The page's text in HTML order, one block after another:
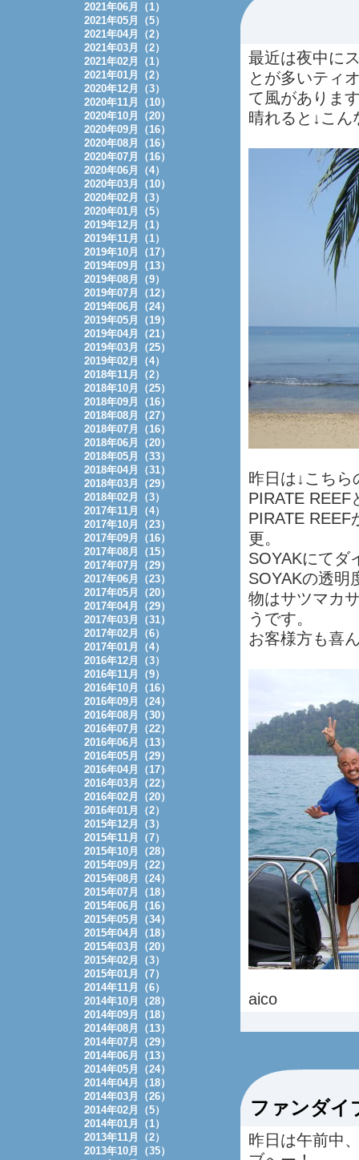
最近は夜中に
とが多いティ
て風がありま
晴れると↓こん
昨日は↓こち
PIRATE REEF
PIRATE REEF
更。
SOYAKにてダ
SOYAKの透明
物はサツマカ
うです。
お客様方も喜
aico
ファンダイ
昨日は午前中
2021年06月（1）
2021年05月（5）
2021年04月（2）
2021年03月（2）
2021年02月（1）
2021年01月（2）
2020年12月（3）
2020年11月（10）
2020年10月（20）
2020年09月（16）
2020年08月（16）
2020年07月（16）
2020年06月（4）
2020年03月（10）
2020年02月（3）
2020年01月（5）
2019年12月（1）
2019年11月（1）
2019年10月（17）
2019年09月（13）
2019年08月（9）
2019年07月（12）
2019年06月（24）
2019年05月（19）
2019年04月（21）
2019年03月（25）
2019年02月（4）
2018年11月（2）
2018年10月（25）
2018年09月（16）
2018年08月（27）
2018年07月（16）
2018年06月（20）
2018年05月（33）
2018年04月（31）
2018年03月（29）
2018年02月（3）
2017年11月（4）
2017年10月（23）
2017年09月（16）
2017年08月（15）
2017年07月（29）
2017年06月（23）
2017年05月（20）
2017年04月（29）
2017年03月（31）
2017年02月（6）
2017年01月（4）
2016年12月（3）
2016年11月（9）
2016年10月（16）
2016年09月（24）
2016年08月（30）
2016年07月（22）
2016年06月（13）
2016年05月（29）
2016年04月（17）
2016年03月（22）
2016年02月（20）
2016年01月（2）
2015年12月（3）
2015年11月（7）
2015年10月（28）
2015年09月（22）
2015年08月（24）
2015年07月（18）
2015年06月（16）
2015年05月（34）
2015年04月（18）
2015年03月（20）
2015年02月（3）
2015年01月（7）
2014年11月（6）
2014年10月（28）
2014年09月（18）
2014年08月（13）
2014年07月（29）
2014年06月（13）
2014年05月（24）
2014年04月（18）
2014年03月（26）
2014年02月（5）
2014年01月（1）
2013年11月（2）
2013年10月（35）